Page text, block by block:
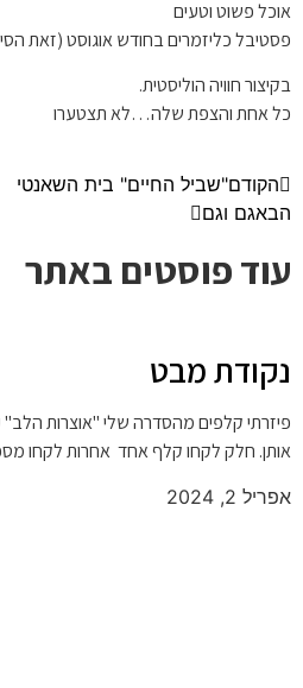
אוכל פשוט וטעים
פסטיבל כליזמרים בחודש אוגוסט (זאת
בקיצור חוויה הוליסטית.
כל אחת והצפת שלה…לא תצטערו
הקודם"שביל החיים" בית השאנטי
הבאגם וגם
עוד פוסטים באתר
נקודת מבט
פיזרתי קלפים מהסדרה שלי "אוצרות
אותן. חלק לקחו קלף אחד אחרות לקחו
אפריל 2, 2024